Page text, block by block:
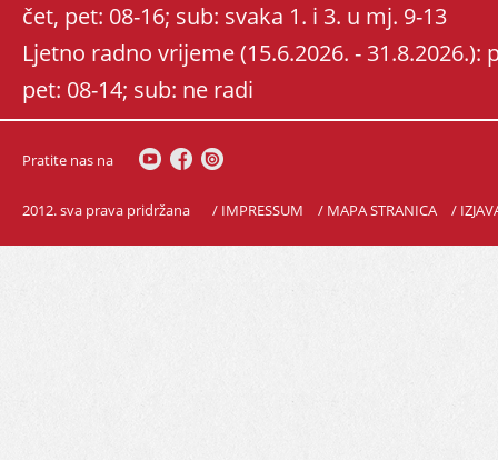
čet, pet: 08-16; sub: svaka 1. i 3. u mj. 9-13
Ljetno radno vrijeme (15.6.2026. - 31.8.2026.):
pet: 08-14; sub: ne radi
Pratite nas na
2012. sva prava pridržana / IMPRESSUM / MAPA STRANICA /